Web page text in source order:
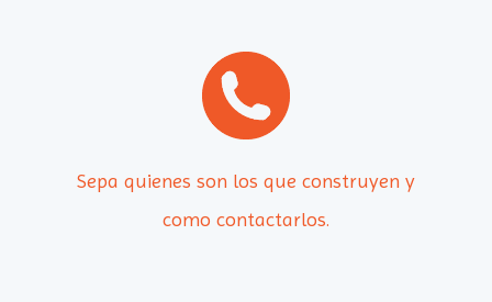
Sepa quienes son los que construyen y
como contactarlos.